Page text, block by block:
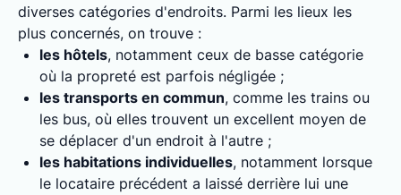
diverses catégories d'endroits. Parmi les lieux les
plus concernés, on trouve :
les hôtels, notamment ceux de basse catégorie
où la propreté est parfois négligée ;
les transports en commun, comme les trains ou
les bus, où elles trouvent un excellent moyen de
se déplacer d'un endroit à l'autre ;
les habitations individuelles, notamment lorsque
le locataire précédent a laissé derrière lui une